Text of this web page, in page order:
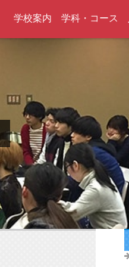
学校案内 学科・コース